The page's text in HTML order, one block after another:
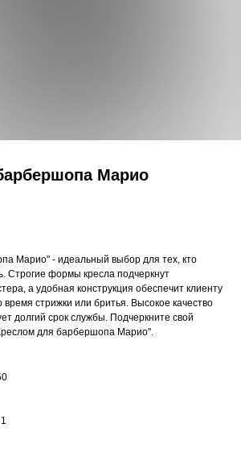
Марио
Марио" - идеальный выбор для тех, кто
Строгие формы кресла подчеркнут
а удобная конструкция обеспечит клиенту
стрижки или бритья. Высокое качество
долгий срок службы. Подчеркните свой
для барбершопа Марио".